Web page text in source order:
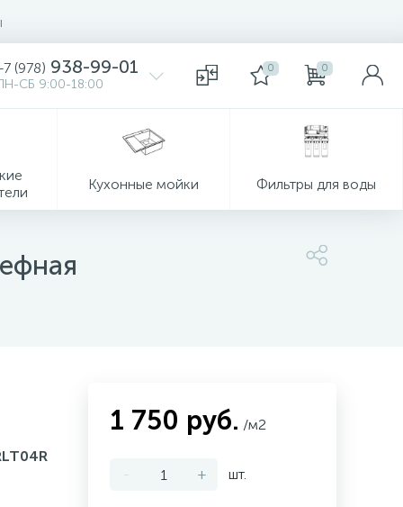
(978) 938-99-01
СБ 9:00-18:00
0 0
Кухонные мойки Фильтры для воды
1 750 руб. /м2
- + шт.